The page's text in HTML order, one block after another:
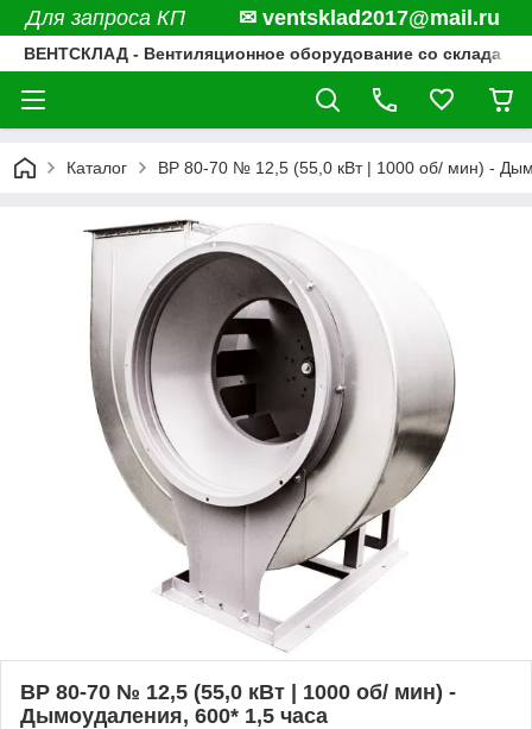
Для запроса КП ✉ ventsklad2017@mail.ru
ВЕНТСКЛАД - Вентиляционное оборудование со склада
Каталог ВР 80-70 № 12,5 (55,0 кВт | 1000 об/ мин) -
ВР 80-70 № 12,5 (55,0 кВт | 1000 об/ мин) -
Дымоудаления, 600* 1,5 часа